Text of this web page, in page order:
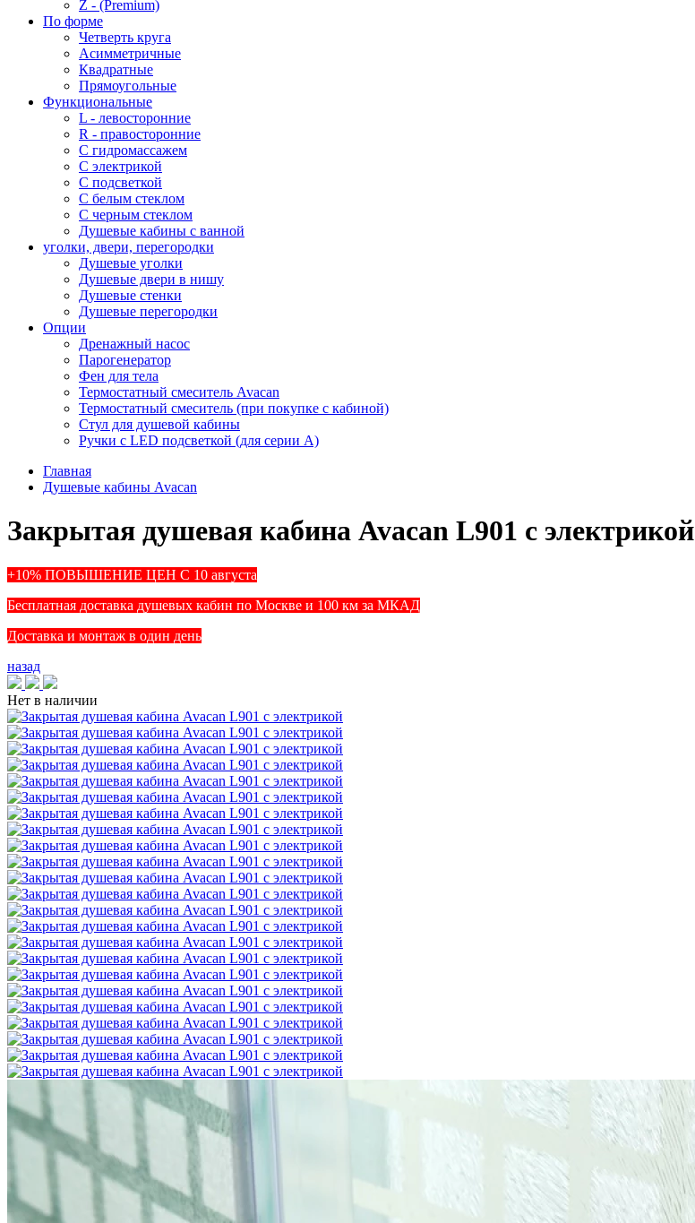
Z - (Premium)
По форме
Четверть круга
Асимметричные
Квадратные
Прямоугольные
Функциональные
L - левосторонние
R - правосторонние
С гидромассажем
С электрикой
С подсветкой
С белым стеклом
С черным стеклом
Душевые кабины с ванной
уголки, двери, перегородки
Душевые уголки
Душевые двери в нишу
Душевые стенки
Душевые перегородки
Опции
Дренажный насос
Парогенератор
Фен для тела
Термостатный смеситель Avacan
Термостатный смеситель (при покупке с кабиной)
Стул для душевой кабины
Ручки с LED подсветкой (для серии A)
Главная
Душевые кабины Avacan
Закрытая душевая кабина Avacan L901 с электрикой
+10% ПОВЫШЕНИЕ ЦЕН С 10 августа
Бесплатная доставка душевых кабин по Москве и 100 км за МКАД
Доставка и монтаж в один день
назад
Нет в наличии